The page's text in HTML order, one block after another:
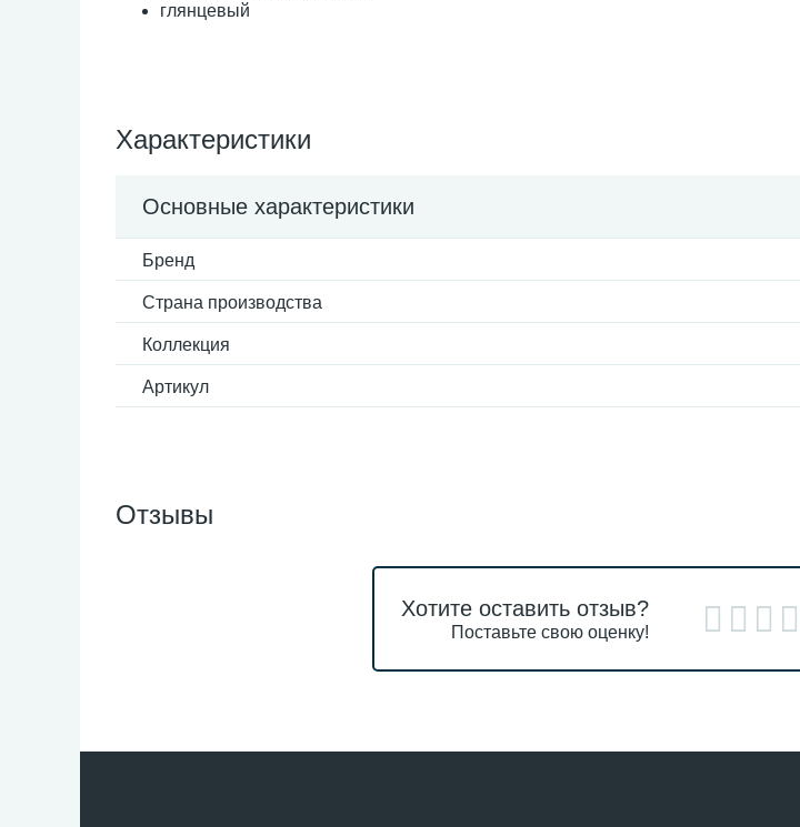
глянцевый
Характеристики
Основные характеристики
Бренд
Страна производства
Коллекция
Артикул
Отзывы
Хотите оставить отзыв?
Поставьте свою оценку!